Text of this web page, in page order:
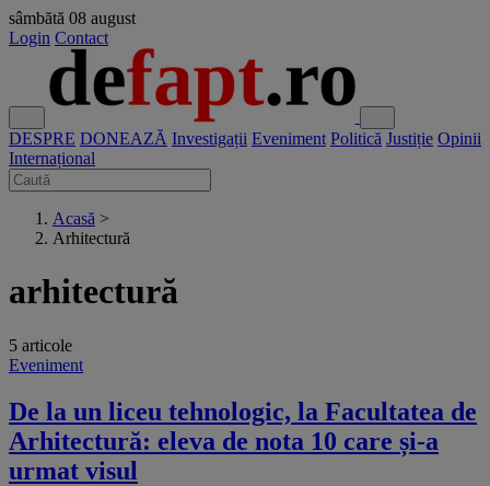
sâmbătă 08 august
Login Contact
DESPRE DONEAZĂ Investigații Eveniment Politică Justiție Opinii
Internațional
Acasă >
Arhitectură
arhitectură
5 articole
Eveniment
De la un liceu tehnologic, la Facultatea de
Arhitectură: eleva de nota 10 care și-a
urmat visul